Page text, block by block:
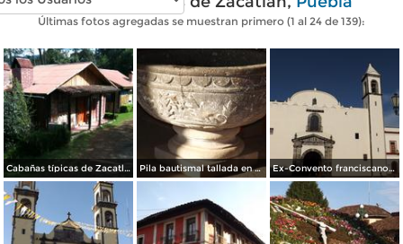
Últimas fotos agregadas se muestran primero (1 al 24 de 139):
Cabañas típicas de Zacatlán. Agosto/2015 Pila bautismal tallada en cantera siglo XVI. Mayo/2014 Ex-Convento franciscano del siglo XVI. Mayo/2014